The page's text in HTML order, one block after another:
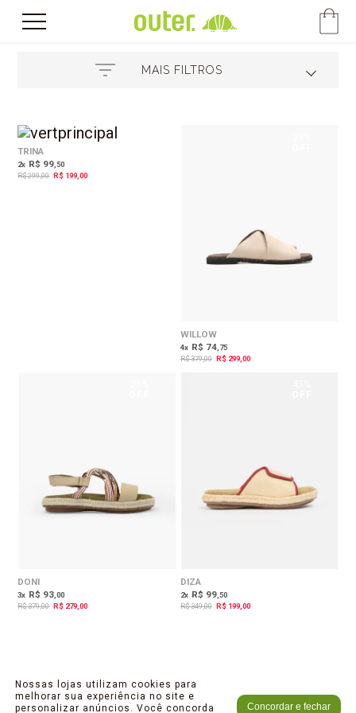
MAIS FILTROS
TRINA
2x R$ 99 ,50
R$ 299,00 R$ 199,00
WILLOW
4x R$ 74,75
R$ 379,00 R$ 299,00
DONI
3x R$ 93 ,00
R$ 379,00 R$ 279,00
DIZA
2x R$ 99,50
R$ 349,00 R$ 199,00
Nossas lojas utilizam cookies para
melhorar sua experiência no site e
personalizar anúncios. Você concorda
Concordar e fechar